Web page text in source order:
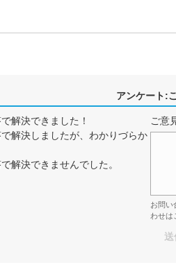
アンケート:
解決できました！
解決しましたが、わかりづらか
解決できませんでした。
ご意
お問い
わせは